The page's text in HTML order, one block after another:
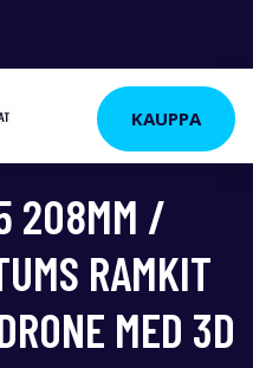
KAUPPA
208MM /
RAMKIT
MED 3D